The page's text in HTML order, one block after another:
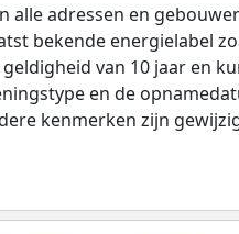
adressen en
bekende energielabel
van 10 jaar en
en de
kenmerken zijn